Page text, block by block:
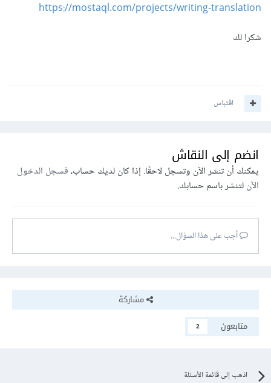
https://mostaql.com/projects/writing-translation
شكرا لك
اقتباس
انضم إلى النقاش
يمكنك أن تنشر الآن وتسجل لاحقًا. إذا كان لديك حساب،فسجل الدخول
الآنلتنشر باسم حسابك.
أجب على هذا السؤال...
مشاركة
متابعون
2
اذهب إلى قائمة الأسئلة